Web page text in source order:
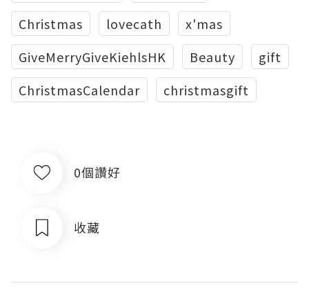
Christmas
‎lovecath
x'mas
GiveMerryGiveKiehlsHK
Beauty
gift
ChristmasCalendar
christmasgift
0個讚好
收藏